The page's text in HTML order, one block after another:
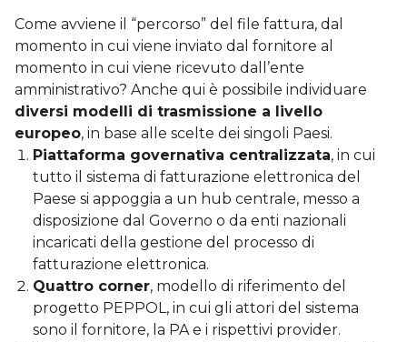
Come avviene il “percorso” del file fattura, dal
momento in cui viene inviato dal fornitore al
momento in cui viene ricevuto dall’ente
amministrativo? Anche qui è possibile individuare
diversi modelli di trasmissione a livello
europeo, in base alle scelte dei singoli Paesi.
Piattaforma governativa centralizzata, in cui
tutto il sistema di fatturazione elettronica del
Paese si appoggia a un hub centrale, messo a
disposizione dal Governo o da enti nazionali
incaricati della gestione del processo di
fatturazione elettronica.
Quattro corner, modello di riferimento del
progetto PEPPOL, in cui gli attori del sistema
sono il fornitore, la PA e i rispettivi provider.